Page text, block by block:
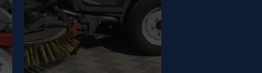
nettoyage et leurs
avantages.